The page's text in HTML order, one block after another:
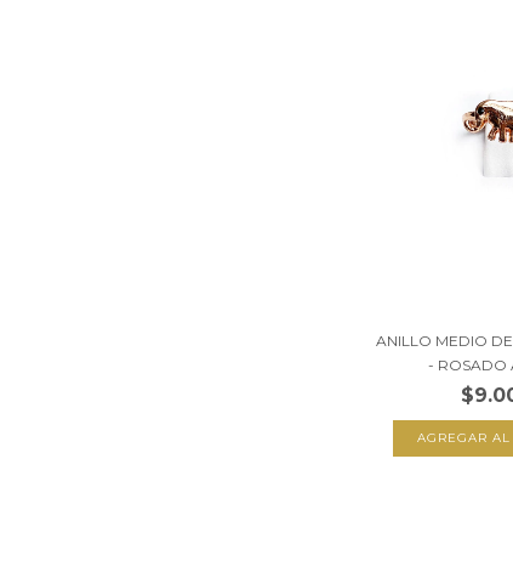
ANILLO MEDIO
- ROSADO